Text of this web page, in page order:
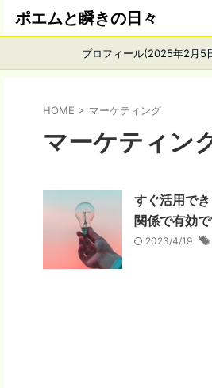
ポエムと瞬きの日々
プロフィール(2025年2月5
HOME > マーケティング
マーケティン
すぐ活用で
関係で有効で
2023/4/19